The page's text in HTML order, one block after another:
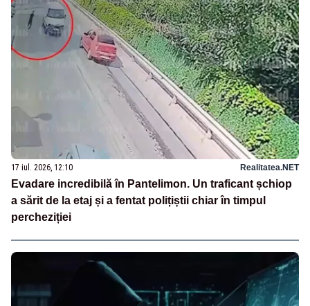
17 iul. 2026, 12:10 Realitatea.NET
Evadare incredibilă în Pantelimon. Un traficant șchiop
a sărit de la etaj și a fentat polițiștii chiar în timpul
percheziției